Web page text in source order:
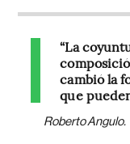
“La
cambió la
que
Roberto Angulo.